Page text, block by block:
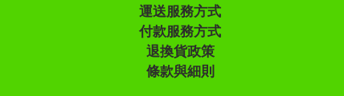
運送服務方式
付款服務方式
退換貨政策
條款與細則